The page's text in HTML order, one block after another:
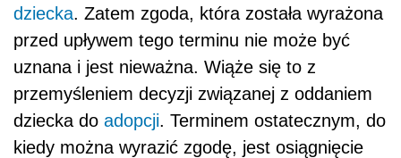
dziecka. Zatem zgoda, która została wyrażona
przed upływem tego terminu nie może być
uznana i jest nieważna. Wiąże się to z
przemyśleniem decyzji związanej z oddaniem
dziecka do adopcji. Terminem ostatecznym, do
kiedy można wyrazić zgodę, jest osiągnięcie